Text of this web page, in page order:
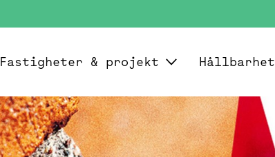
Fastigheter & projekt Hållbarhet